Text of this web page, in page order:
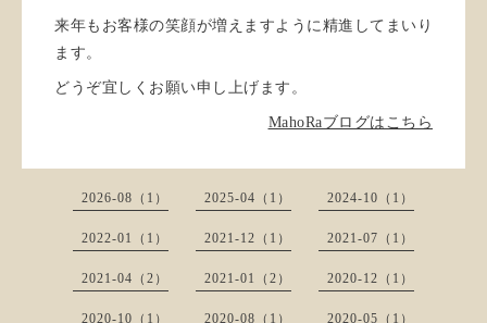
来年もお客様の笑顔が増えますように精進してまいり
ます。
どうぞ宜しくお願い申し上げます。
MahoRaブログはこちら
2026-08（1） 2025-04（1） 2024-10（1）
2022-01（1） 2021-12（1） 2021-07（1）
2021-04（2） 2021-01（2） 2020-12（1）
2020-10（1） 2020-08（1） 2020-05（1）